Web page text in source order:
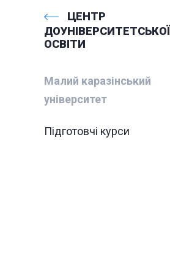
ЦЕНТР
ДОУНІВЕРСИТЕТСЬКОЇ
ОСВІТИ
Малий каразінський
університет
Підготовчі курси